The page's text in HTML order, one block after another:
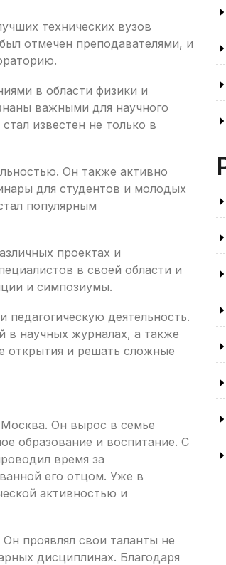
технических вузов
отмечен преподавателями, и
в области физики и
важными для научного
известен не только в
Он также активно
для студентов и молодых
популярным
проектах и
в своей области и
и симпозиумы.
деятельность.
в научных журналах, а также
открытия и решать сложные
Он вырос в семье
образование и воспитание. С
время за
его отцом. Уже в
активностью и
проявлял свои таланты не
дисциплинах. Благодаря